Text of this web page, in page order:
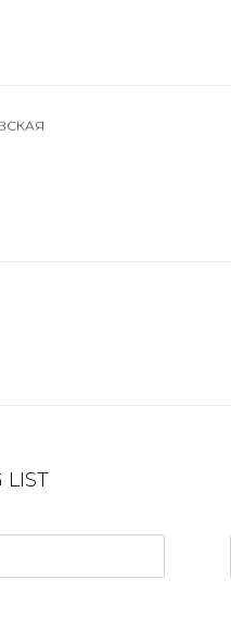
LIST